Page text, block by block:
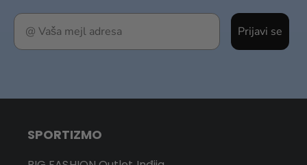
Prijavi se
SPORTIZMO